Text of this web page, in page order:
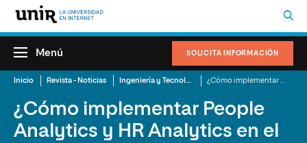
SOLICITA INFORMACIÓN
Menú
Inicio Revista - Noticias Ingeniería y Tecnología
¿Cómo implementar People
Analytics y HR Analytics en el